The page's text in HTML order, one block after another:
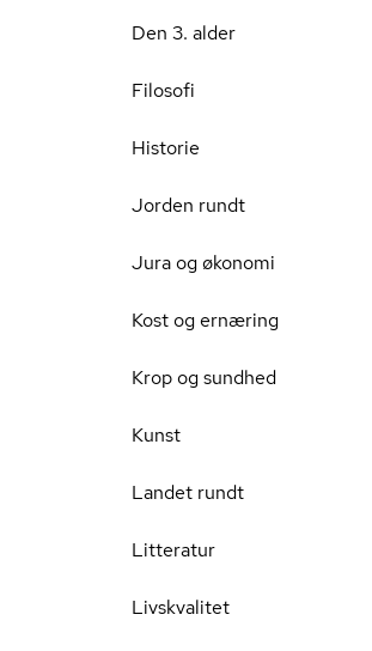
Den 3. alder
Filosofi
Historie
Jorden rundt
Jura og økonomi
Kost og ernæring
Krop og sundhed
Kunst
Landet rundt
Litteratur
Livskvalitet